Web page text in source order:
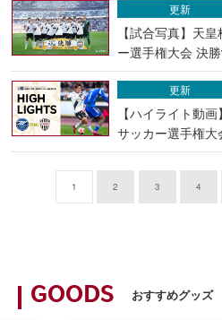
【試合写真】天
ー選手権大会 決
更新
【ハイライト動
サッカー選手権
更新
1 2 3 4
GOODS おすすめグッズ